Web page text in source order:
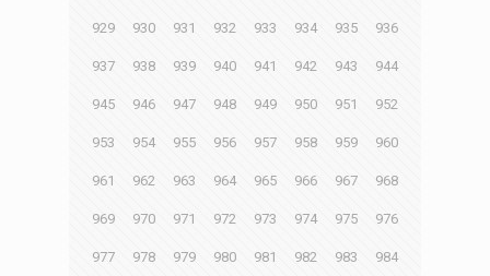
929 930 931 932 933 934 935 936
937 938 939 940 941 942 943 944
945 946 947 948 949 950 951 952
953 954 955 956 957 958 959 960
961 962 963 964 965 966 967 968
969 970 971 972 973 974 975 976
977 978 979 980 981 982 983 984